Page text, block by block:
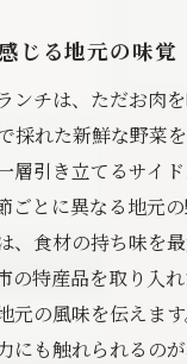
じる地元の味覚
ンチは、ただお肉
採れた新鮮な野菜
層引き立てるサイ
ごとに異なる地元
、食材の持ち味を
の特産品を取り入
元の風味を伝えま
にも触れられるの